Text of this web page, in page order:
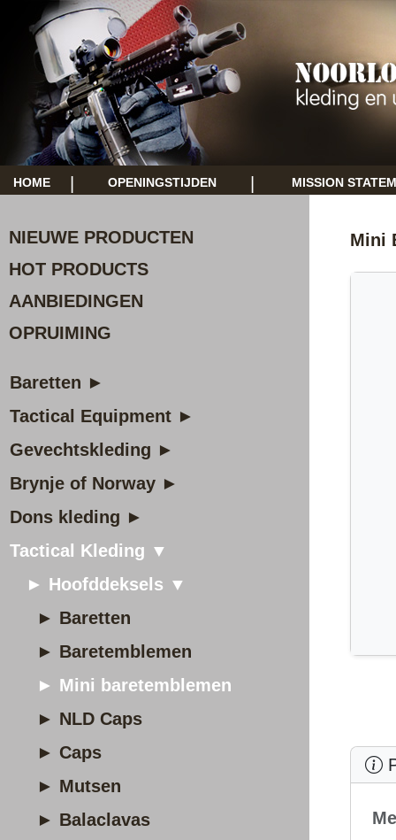
HOME OPENINGSTIJDEN MISSION
NIEUWE PRODUCTEN
HOT PRODUCTS
AANBIEDINGEN
OPRUIMING
Baretten ►
Tactical Equipment ►
Gevechtskleding ►
Brynje of Norway ►
Dons kleding ►
Tactical Kleding ▼
► Hoofddeksels ▼
► Baretten
► Baretemblemen
► Mini baretemblemen
► NLD Caps
► Caps
► Mutsen
► Balaclavas
Mini